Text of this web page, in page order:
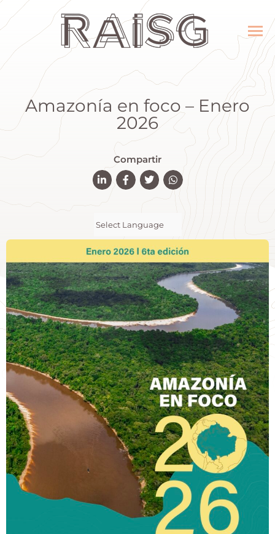
Amazonía en foco – Enero
2026
Compartir
Powered by Translate